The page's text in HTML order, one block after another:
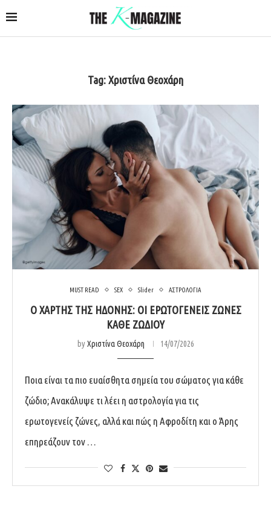
Tag:Χριστίνα Θεοχάρη
MUST READ SEX Slider ΑΣΤΡΟΛΟΓΙΑ
Ο ΧΆΡΤΗΣ ΤΗΣ ΗΔΟΝΉΣ: ΟΙ ΕΡΩΤΟΓΕΝΕΊΣ ΖΏΝΕΣ
ΚΆΘΕ ΖΩΔΊΟΥ
byΧριστίνα Θεοχάρη 14/07/2026
Ποια είναι τα πιο ευαίσθητα σημεία του σώματος για κάθε
ζώδιο; Ανακάλυψε τι λέει η αστρολογία για τις
ερωτογενείς ζώνες, αλλά και πώς η Αφροδίτη και ο Άρης
επηρεάζουν τον …